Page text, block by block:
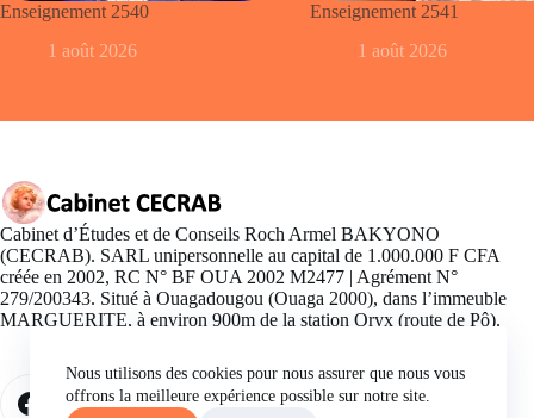
Nous utilisons des cookies pour nous assurer que nous vous
offrons la meilleure expérience possible sur notre site.
Enseignement 2540
1 août 2026
Enseignement 2541
1 août 2026
Cabinet d’Études et de Conseils Roch Armel BAKYONO
(CECRAB). SARL unipersonnelle au capital de 1.000.000 F CFA
créée en 2002, RC N° BF OUA 2002 M2477 | Agrément N°
279/200343. Situé à Ouagadougou (Ouaga 2000), dans l’immeuble
MARGUERITE, à environ 900m de la station Oryx (route de Pô).